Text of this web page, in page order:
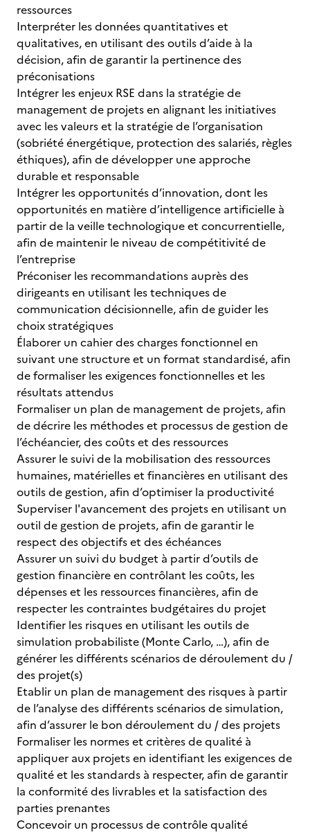
ressources
Interpréter les données quantitatives et
qualitatives, en utilisant des outils d’aide à la
décision, afin de garantir la pertinence des
préconisations
Intégrer les enjeux RSE dans la stratégie de
management de projets en alignant les initiatives
avec les valeurs et la stratégie de l’organisation
(sobriété énergétique, protection des salariés, règles
éthiques), afin de développer une approche
durable et responsable
Intégrer les opportunités d’innovation, dont les
opportunités en matière d’intelligence artificielle à
partir de la veille technologique et concurrentielle,
afin de maintenir le niveau de compétitivité de
l’entreprise
Préconiser les recommandations auprès des
dirigeants en utilisant les techniques de
communication décisionnelle, afin de guider les
choix stratégiques
Élaborer un cahier des charges fonctionnel en
suivant une structure et un format standardisé, afin
de formaliser les exigences fonctionnelles et les
résultats attendus
Formaliser un plan de management de projets, afin
de décrire les méthodes et processus de gestion de
l’échéancier, des coûts et des ressources
Assurer le suivi de la mobilisation des ressources
humaines, matérielles et financières en utilisant des
outils de gestion, afin d’optimiser la productivité
Superviser l'avancement des projets en utilisant un
outil de gestion de projets, afin de garantir le
respect des objectifs et des échéances
Assurer un suivi du budget à partir d’outils de
gestion financière en contrôlant les coûts, les
dépenses et les ressources financières, afin de
respecter les contraintes budgétaires du projet
Identifier les risques en utilisant les outils de
simulation probabiliste (Monte Carlo, …), afin de
générer les différents scénarios de déroulement du /
des projet(s)
Etablir un plan de management des risques à partir
de l’analyse des différents scénarios de simulation,
afin d’assurer le bon déroulement du / des projets
Formaliser les normes et critères de qualité à
appliquer aux projets en identifiant les exigences de
qualité et les standards à respecter, afin de garantir
la conformité des livrables et la satisfaction des
parties prenantes
Concevoir un processus de contrôle qualité